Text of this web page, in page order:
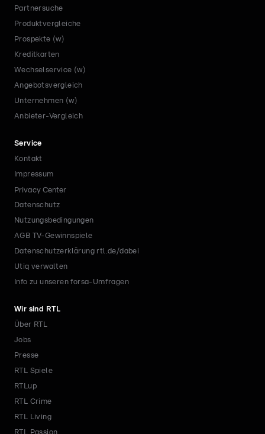
Partnersuche
Produktvergleiche
Prospekte (w)
Kreditkarten
Wechselservice (w)
Angebotsvergleich
Unternehmen (w)
Anbieter-Vergleich
Service
Kontakt
Impressum
Privacy Center
Datenschutz
Nutzungsbedingungen
AGB TV-Gewinnspiele
Datenschutzerklärung rtl.de/dabei
Utiq verwalten
Info zu unseren forsa-Umfragen
Wir sind RTL
Über RTL
Jobs
Presse
RTL Spiele
RTLup
RTL Crime
RTL Living